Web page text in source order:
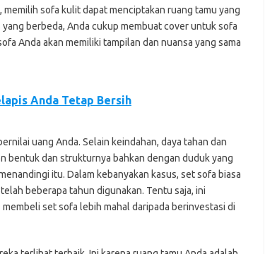
sofa kulit dapat menciptakan ruang tamu yang
berbeda, Anda cukup membuat cover untuk sofa
Anda akan memiliki tampilan dan nuansa yang sama
Anda Tetap Bersih
uang Anda. Selain keindahan, daya tahan dan
bentuk dan strukturnya bahkan dengan duduk yang
itu. Dalam kebanyakan kasus, set sofa biasa
beberapa tahun digunakan. Tentu saja, ini
set sofa lebih mahal daripada berinvestasi di